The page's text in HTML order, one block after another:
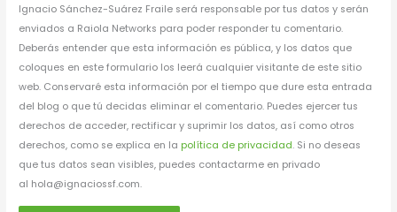
Ignacio Sánchez-Suárez Fraile será responsable por tus datos y serán
enviados a Raiola Networks para poder responder tu comentario.
Deberás entender que esta información es pública, y los datos que
coloques en este formulario los leerá cualquier visitante de este sitio
web. Conservaré esta información por el tiempo que dure esta entrada
del blog o que tú decidas eliminar el comentario. Puedes ejercer tus
derechos de acceder, rectificar y suprimir los datos, así como otros
derechos, como se explica en la política de privacidad. Si no deseas
que tus datos sean visibles, puedes contactarme en privado
al hola@ignaciossf.com.